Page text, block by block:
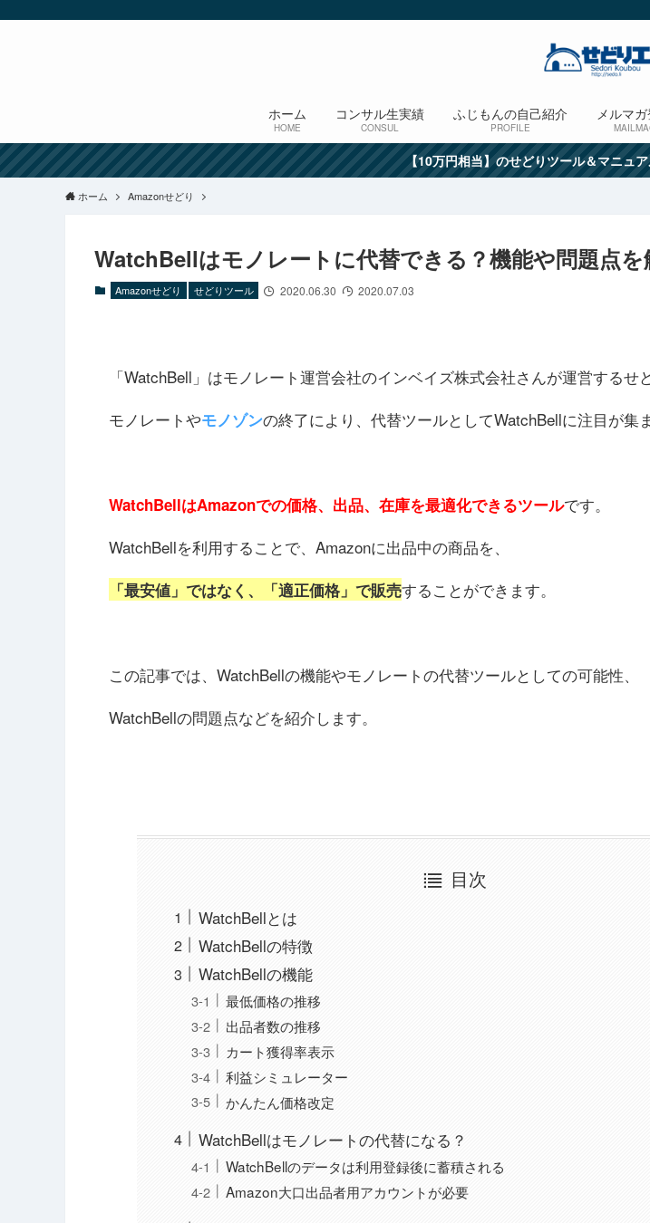
ホーム
HOME
コンサル生実績
CONSUL
ふじもんの自己紹介
PROFILE
メルマ
【10万円相当】のせどりツール＆マニュ
ホーム Amazonせどり
WatchBellはモノレートに代替できる？機能や問題点を
Amazonせどり せどりツール 2020.06.30 2020.07.03
「WatchBell」はモノレート運営会社のインベイズ株式会社さんが運営するせ
モノレートやモノゾンの終了により、代替ツールとしてWatchBellに注目が集
WatchBellはAmazonでの価格、出品、在庫を最適化できるツールです。
WatchBellを利用することで、Amazonに出品中の商品を、
「最安値」ではなく、「適正価格」で販売することができます。
この記事では、WatchBellの機能やモノレートの代替ツールとしての可能性、
WatchBellの問題点などを紹介します。
目次
WatchBellとは
WatchBellの特徴
WatchBellの機能
最低価格の推移
出品者数の推移
カート獲得率表示
利益シミュレーター
かんたん価格改定
WatchBellはモノレートの代替になる？
WatchBellのデータは利用登録後に蓄積される
Amazon大口出品者用アカウントが必要